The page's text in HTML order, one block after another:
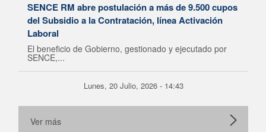
SENCE RM abre postulación a más de 9.500 cupos
del Subsidio a la Contratación, línea Activación
Laboral
El beneficio de Gobierno, gestionado y ejecutado por
SENCE,...
Lunes, 20 Julio, 2026 - 14:43
Ver más